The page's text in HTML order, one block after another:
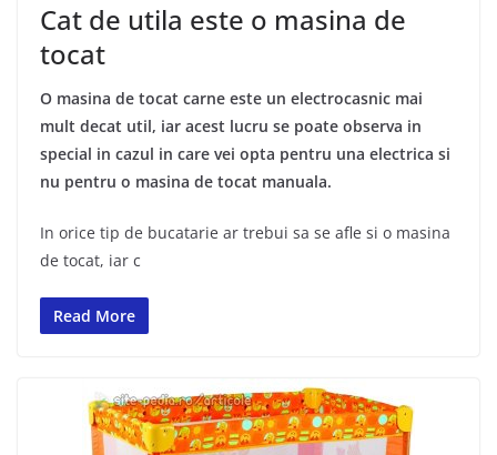
Cat de utila este o masina de
tocat
O masina de tocat carne este un electrocasnic mai
mult decat util, iar acest lucru se poate observa in
special in cazul in care vei opta pentru una electrica si
nu pentru o masina de tocat manuala.
In orice tip de bucatarie ar trebui sa se afle si o masina
de tocat, iar c
Read More